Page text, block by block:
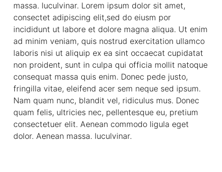
massa. luculvinar. Lorem ipsum dolor sit amet,
consectet adipiscing elit,sed do eiusm por
incididunt ut labore et dolore magna aliqua. Ut enim
ad minim veniam, quis nostrud exercitation ullamco
laboris nisi ut aliquip ex ea sint occaecat cupidatat
non proident, sunt in culpa qui officia mollit natoque
consequat massa quis enim. Donec pede justo,
fringilla vitae, eleifend acer sem neque sed ipsum.
Nam quam nunc, blandit vel, ridiculus mus. Donec
quam felis, ultricies nec, pellentesque eu, pretium
consectetuer elit. Aenean commodo ligula eget
dolor. Aenean massa. luculvinar.